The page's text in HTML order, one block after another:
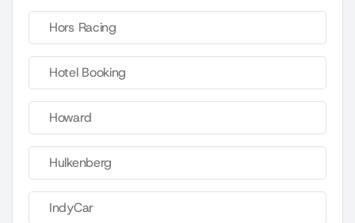
Hors Racing
Hotel Booking
Howard
Hulkenberg
IndyCar